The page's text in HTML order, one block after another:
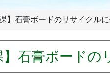
石膏ボードのリサイクル
】石膏ボード